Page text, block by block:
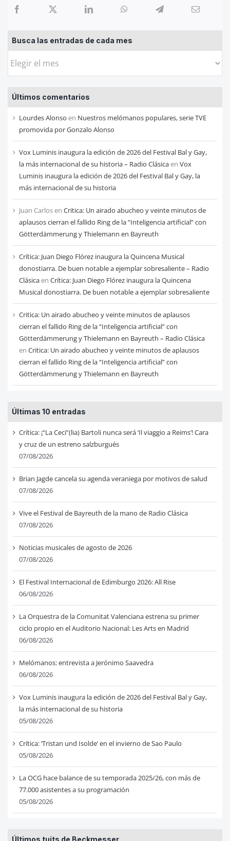
Busca las entradas de cada mes
Busca
entradas
de
cada
mes
Últimos comentarios
Lourdes Alonso en Nuestros melómanos populares, serie TVE
promovida por Gonzalo Alonso
Vox Luminis inaugura la edición de 2026 del Festival Bal y Gay,
la más internacional de su historia – Radio Clásicaen Vox
Luminis inaugura la edición de 2026 del Festival Bal y Gay, la
más internacional de su historia
Juan Carlosen Critica: Un airado abucheo y veinte minutos de
aplausos cierran el fallido Ring de la “Inteligencia artificial” con
Götterdämmerung y Thielemann en Bayreuth
Crítica: Juan Diego Flórez inaugura la Quincena Musical
donostiarra. De buen notable a ejemplar sobresaliente – Radio
Clásicaen Crítica: Juan Diego Flórez inaugura la Quincena
Musical donostiarra. De buen notable a ejemplar sobresaliente
Critica: Un airado abucheo y veinte minutos de aplausos
cierran el fallido Ring de la “Inteligencia artificial” con
Götterdämmerung y Thielemann en Bayreuth – Radio Clásica
en Critica: Un airado abucheo y veinte minutos de aplausos
cierran el fallido Ring de la “Inteligencia artificial” con
Götterdämmerung y Thielemann en Bayreuth
Últimas 10 entradas
Crítica: ¡“La Ceci”(lia) Bartoli nunca será ‘Il viaggio a Reims’! Cara
y cruz de un estreno salzburgués
07/08/2026
Brian Jagde cancela su agenda veraniega por motivos de salud
07/08/2026
Vive el Festival de Bayreuth de la mano de Radio Clásica
07/08/2026
Noticias musicales de agosto de 2026
07/08/2026
El Festival Internacional de Edimburgo 2026: All Rise
06/08/2026
La Orquestra de la Comunitat Valenciana estrena su primer
ciclo propio en el Auditorio Nacional: Les Arts en Madrid
06/08/2026
Melómanos: entrevista a Jerónimo Saavedra
06/08/2026
Vox Luminis inaugura la edición de 2026 del Festival Bal y Gay,
la más internacional de su historia
05/08/2026
Crítica: ‘Tristan und Isolde’ en el invierno de Sao Paulo
05/08/2026
La OCG hace balance de su temporada 2025/26, con más de
77.000 asistentes a su programación
05/08/2026
Últimos tuits de Beckmesser